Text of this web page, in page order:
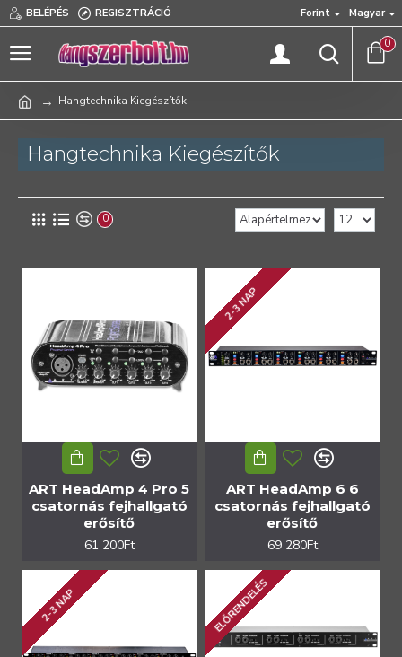
BELÉPÉS REGISZTRÁCIÓ Forint Magyar
0
Hangtechnika Kiegészítők
Hangtechnika Kiegészítők
0
ART HeadAmp 4 Pro 5
csatornás fejhallgató
erősítő
61 200Ft
2-3 NAP
ART HeadAmp 6 6
csatornás fejhallgató
erősítő
69 280Ft
2-3 NAP ELŐRENDELÉS